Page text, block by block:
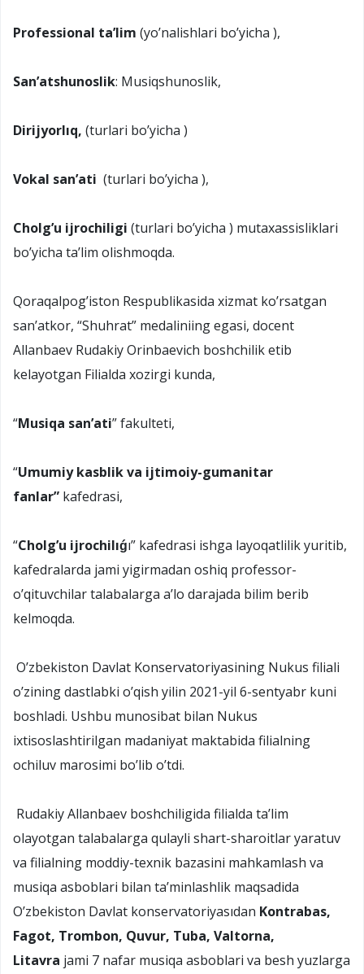
Professional ta’lim (yo’nalishlari bo’yicha ),
San’atshunoslik: Musiqshunoslik,
Dirijyorlıq, (turlari bo’yicha )
Vokal san’ati (turlari bo’yicha ),
Cholg’u ijrochiligi (turlari bo’yicha ) mutaxassisliklari
bo’yicha ta’lim olishmoqda.
Qoraqalpog’iston Respublikasida xizmat ko’rsatgan
san’atkor, “Shuhrat” medaliniing egasi, docent
Allanbaev Rudakiy Orinbaevich boshchilik etib
kelayotgan Filialda xozirgi kunda,
“Musiqa san’ati” fakulteti,
“Umumiy kasblik va ijtimoiy-gumanitar
fanlar” kafedrasi,
“Cholg’u ijrochilıǵı” kafedrasi ishga layoqatlilik yuritib,
kafedralarda jami yigirmadan oshiq professor-
o’qituvchilar talabalarga a’lo darajada bilim berib
kelmoqda.
O’zbekiston Davlat Konservatoriyasining Nukus filiali
o’zining dastlabki o’qish yilin 2021-yil 6-sentyabr kuni
boshladi. Ushbu munosibat bilan Nukus
ixtisoslashtirilgan madaniyat maktabida filialning
ochiluv marosimi bo’lib o’tdi.
Rudakiy Allanbaev boshchiligida filialda ta’lim
olayotgan talabalarga qulayli shart-sharoitlar yaratuv
va filialning moddiy-texnik bazasini mahkamlash va
musiqa asboblari bilan ta’minlashlik maqsadida
O’zbekiston Davlat konservatoriyasıdan Kontrabas,
Fagot, Trombon, Quvur, Tuba, Valtorna,
Litavra jami 7 nafar musiqa asboblari va besh yuzlarga